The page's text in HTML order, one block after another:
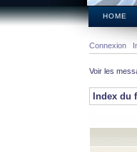
HOME
Connexion
Voir les
Index du